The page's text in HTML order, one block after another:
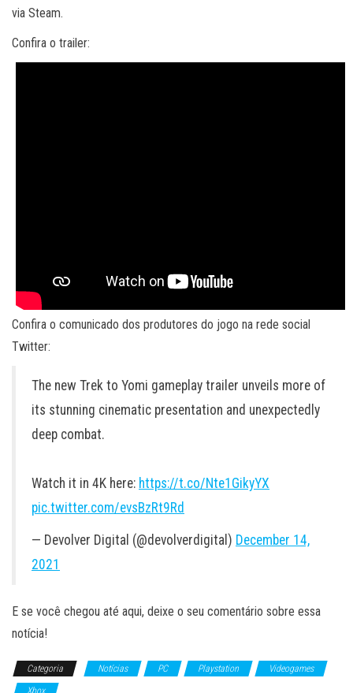
via Steam.
Confira o trailer:
Confira o comunicado dos produtores do jogo na rede social
Twitter:
The new Trek to Yomi gameplay trailer unveils more of
its stunning cinematic presentation and unexpectedly
deep combat.
Watch it in 4K here: https://t.co/Nte1GikyYX
pic.twitter.com/evsBzRt9Rd
— Devolver Digital (@devolverdigital) December 14,
2021
E se você chegou até aqui, deixe o seu comentário sobre essa
notícia!
Categoria Notícias PC Playstation
Videogames
Xbox